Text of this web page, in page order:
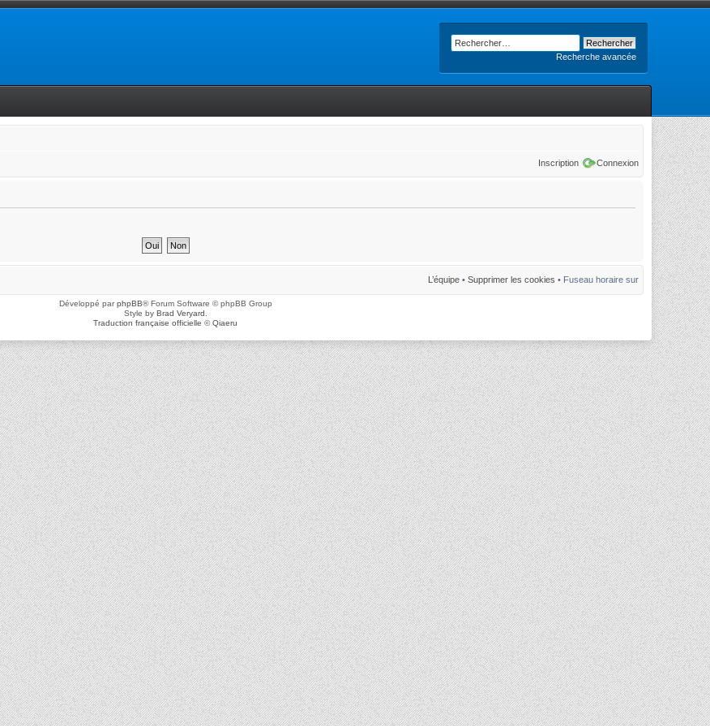
Recherche avancée
Inscription Connexion
L’équipe • Supprimer les cookies • Fuseau horaire sur
Développé parphpBB® Forum Software © phpBB Group
Style by Brad Veryard
Traduction française officielle ©Qiaeru